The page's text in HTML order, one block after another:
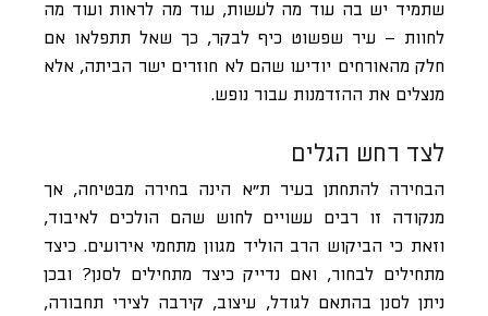
שתמיד יש בה עוד מה לעשות, עוד מה לראות ועוד מה
לחוות – עיר שפשוט כיף לבקר, כך שאל תתפלאו אם
חלק מהאורחים יודיעו שהם לא חוזרים ישר הביתה, אלא
מנצלים את ההזדמנות עבור נופש.
לצד רחש הגלים
הבחירה להתחתן בעיר ת”א הינה בחירה מבטיחה, אך
מנקודה זו רבים עשויים לחוש שהם הולכים לאיבוד,
וזאת כי הביקוש הרב הוליד מגוון מתחמי אירועים. כיצד
מתחילים לבחור, ואם נדייק כיצד מתחילים לסנן? ובכן
ניתן לסנן בהתאם לגודל, עיצוב, קירבה לצירי תחבורה,